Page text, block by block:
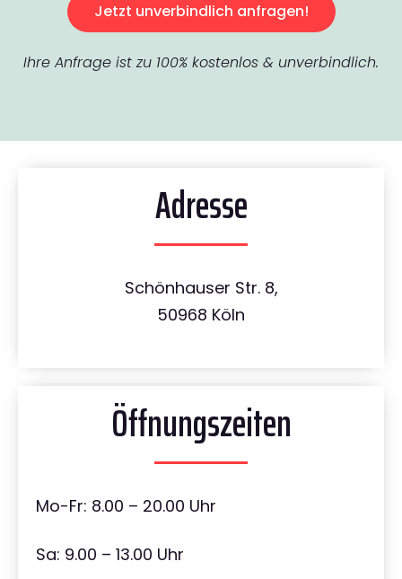
Jetzt unverbindlich anfragen!
Ihre Anfrage ist zu 100% kostenlos & unverbindlich.
Adresse
Schönhauser Str. 8,
50968 Köln
Öffnungszeiten
Mo-Fr: 8.00 – 20.00 Uhr
Sa: 9.00 – 13.00 Uhr